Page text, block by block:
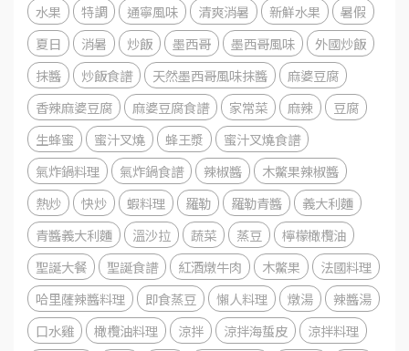
水果
特調 通寧風味 清爽消暑 新鮮水果
暑假
夏日
消暑 炒飯 墨西哥 墨西哥風味
外國炒飯
抹醬
炒飯食譜 天然墨西哥風味抹醬
麻婆豆腐
香辣麻婆豆腐
麻婆豆腐食譜 家常菜 麻辣
豆腐
生蜂蜜
蜜汁叉燒 蜂王漿
蜜汁叉燒食譜
氣炸鍋料理
氣炸鍋食譜 辣椒醬
木鱉果辣椒醬
熱炒
快炒 蝦料理 羅勒 羅勒青醬
義大利麵
青醬義大利麵
溫沙拉 蔬菜 蒸豆
檸檬橄欖油
聖誕大餐
聖誕食譜 紅酒燉牛肉 木鱉果
法國料理
哈里薩辣醬料理
即食蒸豆 懶人料理 燉湯
辣醬湯
口水雞
橄欖油料理 涼拌 涼拌海蜇皮
涼拌料理